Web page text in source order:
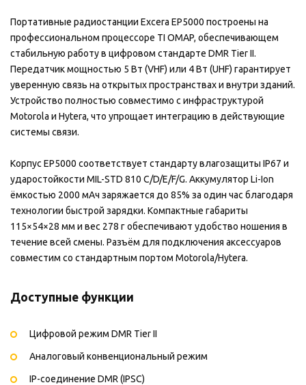
Портативные радиостанции Excera EP5000 построены на
профессиональном процессоре TI OMAP, обеспечивающем
стабильную работу в цифровом стандарте DMR Tier II.
Передатчик мощностью 5 Вт (VHF) или 4 Вт (UHF) гарантирует
уверенную связь на открытых пространствах и внутри зданий.
Устройство полностью совместимо с инфраструктурой
Motorola и Hytera, что упрощает интеграцию в действующие
системы связи.
Корпус EP5000 соответствует стандарту влагозащиты IP67 и
ударостойкости MIL-STD 810 C/D/E/F/G. Аккумулятор Li-Ion
ёмкостью 2000 мАч заряжается до 85% за один час благодаря
технологии быстрой зарядки. Компактные габариты
115×54×28 мм и вес 278 г обеспечивают удобство ношения в
течение всей смены. Разъём для подключения аксессуаров
совместим со стандартным портом Motorola/Hytera.
Доступные функции
Цифровой режим DMR Tier II
Аналоговый конвенциональный режим
IP-соединение DMR (IPSC)